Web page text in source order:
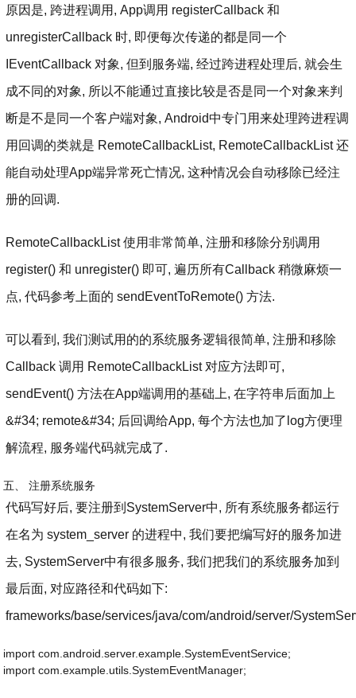
原因是, 跨进程调用, App调用 registerCallback 和
unregisterCallback 时, 即便每次传递的都是同一个
IEventCallback 对象, 但到服务端, 经过跨进程处理后, 就会生
成不同的对象, 所以不能通过直接比较是否是同一个对象来判
断是不是同一个客户端对象, Android中专门用来处理跨进程调
用回调的类就是 RemoteCallbackList, RemoteCallbackList 还
能自动处理App端异常死亡情况, 这种情况会自动移除已经注
册的回调.
RemoteCallbackList 使用非常简单, 注册和移除分别调用
register() 和 unregister() 即可, 遍历所有Callback 稍微麻烦一
点, 代码参考上面的 sendEventToRemote() 方法.
可以看到, 我们测试用的的系统服务逻辑很简单, 注册和移除
Callback 调用 RemoteCallbackList 对应方法即可,
sendEvent() 方法在App端调用的基础上, 在字符串后面加上
&#34; remote&#34; 后回调给App, 每个方法也加了log方便理
解流程, 服务端代码就完成了.
五、 注册系统服务
代码写好后, 要注册到SystemServer中, 所有系统服务都运行
在名为 system_server 的进程中, 我们要把编写好的服务加进
去, SystemServer中有很多服务, 我们把我们的系统服务加到
最后面, 对应路径和代码如下:
frameworks/base/services/java/com/android/server/
import com.android.server.example.SystemEventService;
import com.example.utils.SystemEventManager;